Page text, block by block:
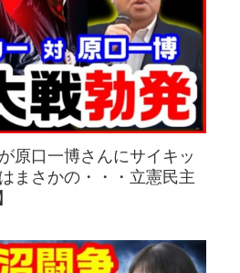
原口一博さんにサイキッ
まさかの・・・立憲民主